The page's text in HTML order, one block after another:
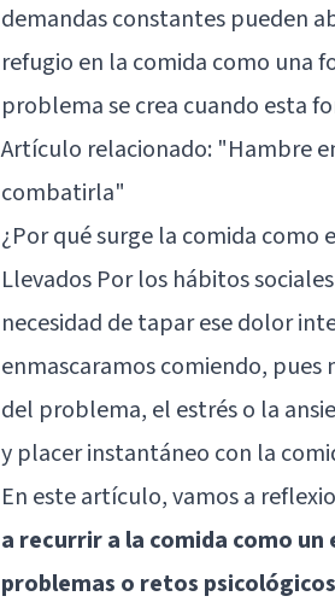
demandas constantes pueden
refugio en la comida como una
problema se crea cuando esta
Artículo relacionado: "Hambre
combatirla"
¿Por qué surge la comida como
Llevados Por los hábitos
necesidad de tapar ese dolor
enmascaramos comiendo,
del problema, el estrés o la
y placer instantáneo con la
En este artículo, vamos a
a recurrir a la comida como
problemas o retos psicológicos